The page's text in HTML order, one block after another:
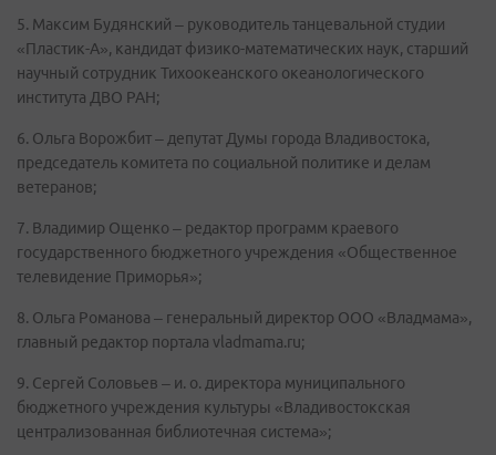
5. Максим Будянский – руководитель танцевальной студии
«Пластик-А», кандидат физико-математических наук, старший
научный сотрудник Тихоокеанского океанологического
института ДВО РАН;
6. Ольга Ворожбит – депутат Думы города Владивостока,
председатель комитета по социальной политике и делам
ветеранов;
7. Владимир Ощенко – редактор программ краевого
государственного бюджетного учреждения «Общественное
телевидение Приморья»;
8. Ольга Романова – генеральный директор ООО «Владмама»,
главный редактор портала vladmama.ru;
9. Сергей Соловьев – и. о. директора муниципального
бюджетного учреждения культуры «Владивостокская
централизованная библиотечная система»;